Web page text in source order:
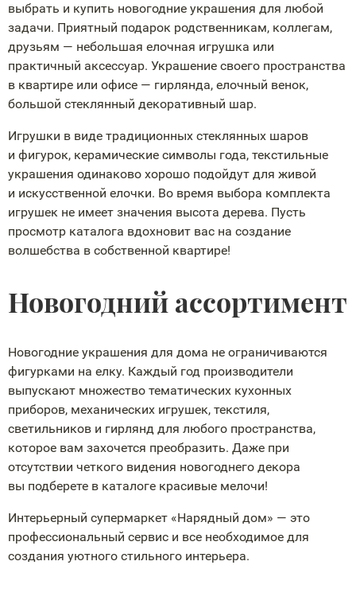
выбрать и купить новогодние украшения для любой
задачи. Приятный подарок родственникам, коллегам,
друзьям — небольшая елочная игрушка или
практичный аксессуар. Украшение своего пространства
в квартире или офисе — гирлянда, елочный венок,
большой стеклянный декоративный шар.
Игрушки в виде традиционных стеклянных шаров
и фигурок, керамические символы года, текстильные
украшения одинаково хорошо подойдут для живой
и искусственной елочки. Во время выбора комплекта
игрушек не имеет значения высота дерева. Пусть
просмотр каталога вдохновит вас на создание
волшебства в собственной квартире!
Новогодний ассортимент
Новогодние украшения для дома не ограничиваются
фигурками на елку. Каждый год производители
выпускают множество тематических кухонных
приборов, механических игрушек, текстиля,
светильников и гирлянд для любого пространства,
которое вам захочется преобразить. Даже при
отсутствии четкого видения новогоднего декора
вы подберете в каталоге красивые мелочи!
Интерьерный супермаркет «Нарядный дом» — это
профессиональный сервис и все необходимое для
создания уютного стильного интерьера.